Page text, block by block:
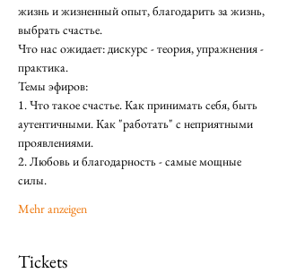
жизнь и жизненный опыт, благодарить за жизнь,
выбрать счастье.
Что нас ожидает: дискурс - теория, упражнения -
практика.
Темы эфиров:
1. Что такое счастье. Как принимать себя, быть
аутентичными. Как "работать" с неприятными
проявлениями.
2. Любовь и благодарность - самые мощные
силы.
Mehr anzeigen
Tickets